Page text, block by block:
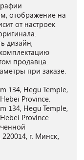
отображение на
от настроек
дизайн,
продавца.
при заказе.
134, Hegu Temple,
Province.
134, Hegu Temple,
Province.
г. Минск,